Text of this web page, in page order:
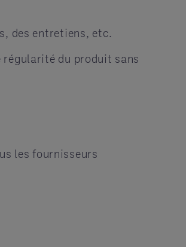
des entretiens, etc.
régularité du produit sans
les fournisseurs